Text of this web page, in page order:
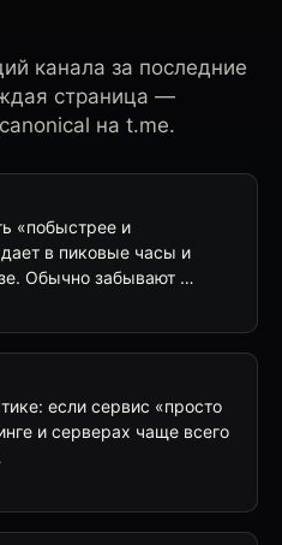
канала за последние
страница —
на t.me.
«побыстрее и
в пиковые часы и
Обычно забывают …
если сервис «просто
и серверах чаще всего